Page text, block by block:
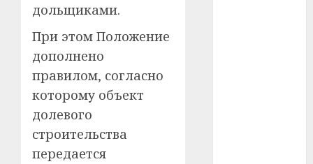
дольщиками.
При этом Положение
дополнено
правилом, согласно
которому объект
долевого
строительства
передается